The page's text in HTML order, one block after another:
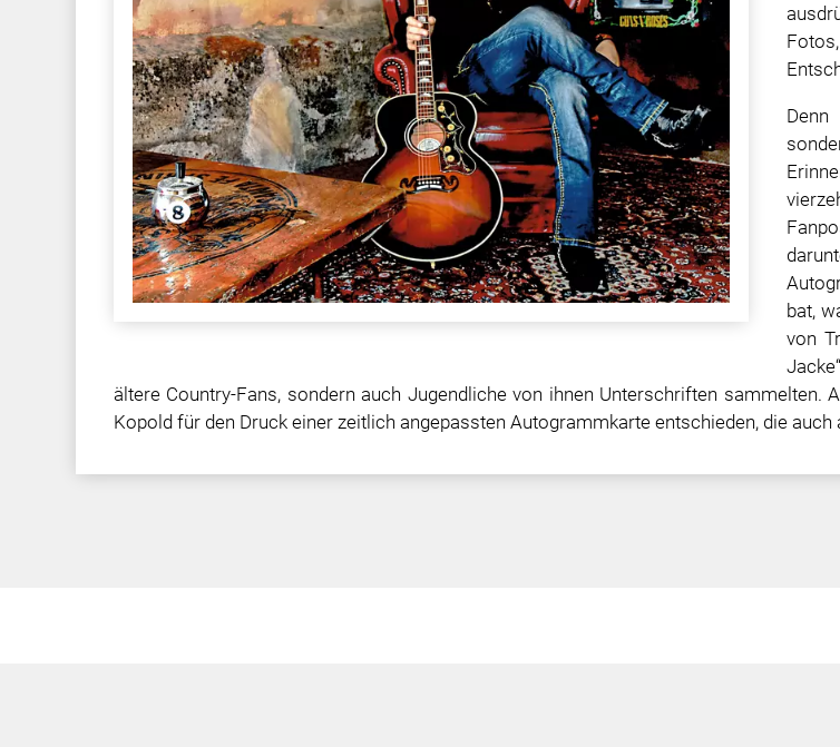
bat,
von
ältere Country-Fans, sondern auch Jugendliche von ihnen Unterschriften sammelten.
Kopold für den Druck einer zeitlich angepassten Autogrammkarte entschieden, die